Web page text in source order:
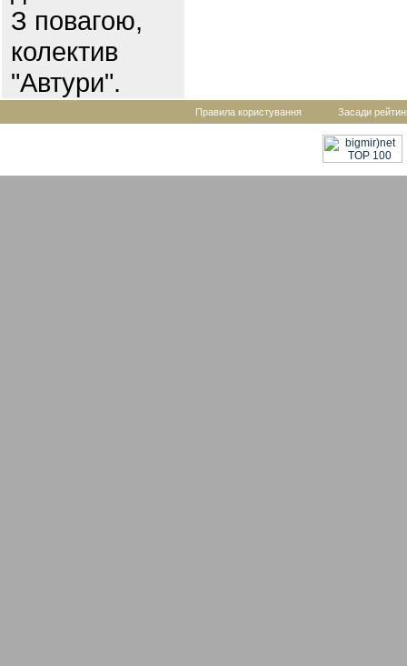
З повагою,
колектив
"Автури".
Правила користування Засади